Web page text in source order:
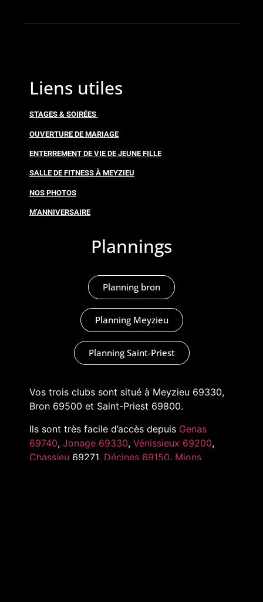
Liens utiles
STAGES & SOIRÉES
OUVERTURE DE MARIAGE
ENTERREMENT DE VIE DE JEUNE FILLE
SALLE DE FITNESS À MEYZIEU
NOS PHOTOS
M’ANNIVERSAIRE
Plannings
Planning bron
Planning Meyzieu
Planning Saint-Priest
Vos trois clubs sont situé à Meyzieu 69330,
Bron 69500 et Saint-Priest 69800.
Ils sont très facile d’accès depuis Genas
69740, Jonage 69330, Vénissieux 69200,
Chassieu 69271, Décines 69150, Mions